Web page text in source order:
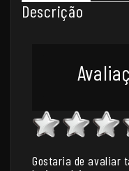
Descrição
Gostaria de avaliar